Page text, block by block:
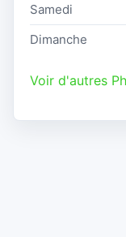
Samedi
Dimanche
Voir d'autres